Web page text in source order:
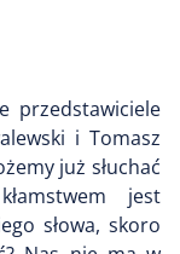
przedstawiciele
i Tomasz
już słuchać
jest
słowa, skoro